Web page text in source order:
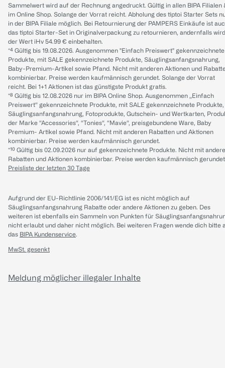
Sammelwert wird auf der Rechnung angedruckt. Gültig in allen BIPA Filialen
im Online Shop. Solange der Vorrat reicht. Abholung des tiptoi Starter Sets
in der BIPA Filiale möglich. Bei Retournierung der PAMPERS Einkäufe ist
das tiptoi Starter-Set in Originalverpackung zu retournieren, andernfalls wird
der Wert iHv 54.99 € einbehalten.
*⁴ Gültig bis 19.08.2026. Ausgenommen "Einfach Preiswert" gekennzeichnete
Produkte, mit SALE gekennzeichnete Produkte, Säuglingsanfangsnahrung,
Baby-Premium-Artikel sowie Pfand. Nicht mit anderen Aktionen und
kombinierbar. Preise werden kaufmännisch gerundet. Solange der Vorrat
reicht. Bei 1+1 Aktionen ist das günstigste Produkt gratis.
*⁸ Gültig bis 12.08.2026 nur im BIPA Online Shop. Ausgenommen „Einfach
Preiswert“ gekennzeichnete Produkte, mit SALE gekennzeichnete Produkte,
Säuglingsanfangsnahrung, Fotoprodukte, Gutschein- und Wertkarten,
der Marke “Accessories“, “Tonies“, “Mavie“, preisgebundene Ware, Baby
Premium- Artikel sowie Pfand. Nicht mit anderen Rabatten und Aktionen
kombinierbar. Preise werden kaufmännisch gerundet.
*¹⁰ Gültig bis 02.09.2026 nur auf gekennzeichnete Produkte. Nicht mit
Rabatten und Aktionen kombinierbar. Preise werden kaufmännisch
Preisliste der letzten 30 Tage
Aufgrund der EU-Richtlinie 2006/141/EG ist es nicht möglich auf
Säuglingsanfangsnahrung Rabatte oder andere Aktionen zu geben. Des
weiteren ist ebenfalls ein Sammeln von Punkten für
nicht erlaubt und daher nicht möglich. Bei weiteren Fragen wende dich bitte
das BIPA Kundenservice.
MwSt. gesenkt
Meldung möglicher illegaler Inhalte